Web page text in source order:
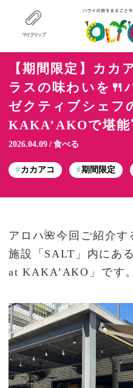
マイクリップ
【期間限定】カカ
ラスの味わいを🍴
ゼクティブシェフ
KAKA’AKOで堪能
2026.04.09 食べる
カカアコ 期間限定
アロハ🌺今回ご紹介
施設「SALT」内にあ
at KAKA’AKO」です。